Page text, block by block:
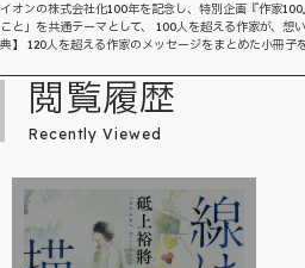
イオンの株式会社化100年を記念し、特別企画『作家
こと」を共通テーマとして、 100人を超える作家が、想
典】 120人を超える作家のメッセージをまとめた小冊子
閲覧履歴
Recently Viewed